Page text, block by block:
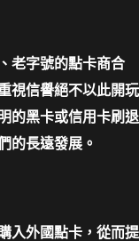
老字號的點卡商合
視信譽絕不以此開玩
的黑卡或信用卡刷退
的長遠發展。
入外國點卡，從而提